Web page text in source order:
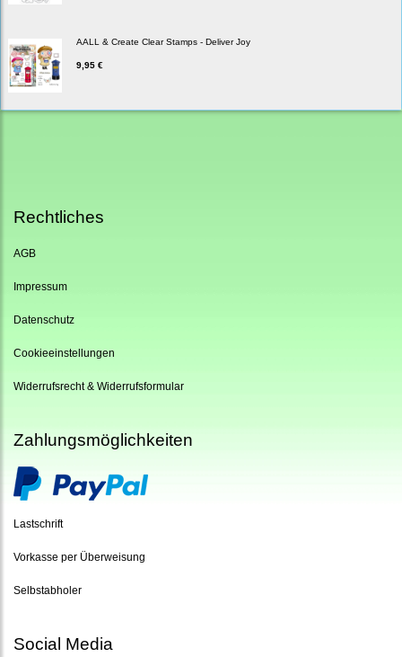
AALL & Create Clear Stamps - Deliver Joy
9,95 €
Rechtliches
AGB
Impressum
Datenschutz
Cookieeinstellungen
Widerrufsrecht & Widerrufsformular
Zahlungsmöglichkeiten
Lastschrift
Vorkasse per Überweisung
Selbstabholer
Social Media